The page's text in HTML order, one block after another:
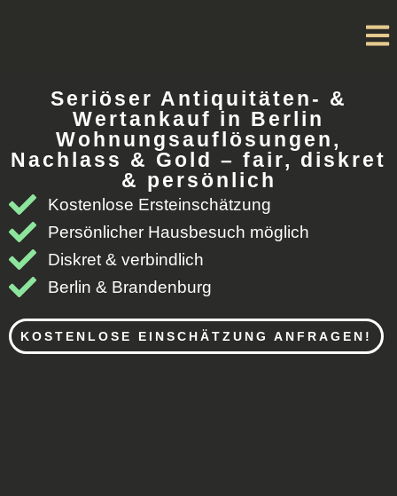
Seriöser Antiquitäten- &
Wertankauf in Berlin
Wohnungsauflösungen,
Nachlass & Gold – fair, diskret
& persönlich
Kostenlose Ersteinschätzung
Persönlicher Hausbesuch möglich
Diskret & verbindlich
Berlin & Brandenburg
KOSTENLOSE EINSCHÄTZUNG ANFRAGEN!